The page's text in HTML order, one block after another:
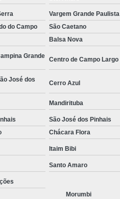
Empresa
Empresa
Empresa
Empresa Monitoramento 24
Empresa de Jardinagem
Empresa
Empresa de
Empresa de Paisagismo
Empresa
Empresa
Empresa Jardinagem e
Vargem Grande Paulista
do Campo São Caetano
Balsa Nova
Grande
Centro de Campo Largo
José dos
Cerro Azul
Mandirituba
São José dos Pinhais
Chácara Flora
Itaim Bibi
Santo Amaro
Morumbi